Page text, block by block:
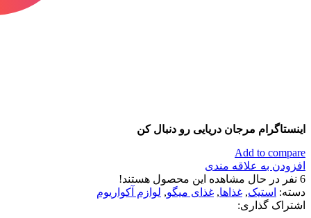
اینستاگرام مرجان دریایی رو دنبال کن
Add to compare
افزودن به علاقه مندی
6 نفر در حال مشاهده این محصول هستند!
دسته: استیک, غذاها, غذای میگو, لوازم آکواریوم
اشتراک گذاری: